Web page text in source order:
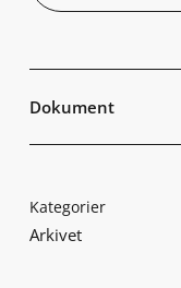
Dokument
Kategorier
Arkivet